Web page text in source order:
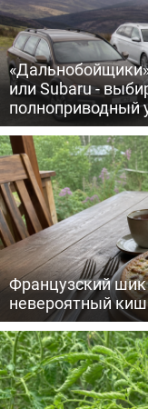
или Subaru -
полноприводный
Французский
невероятный